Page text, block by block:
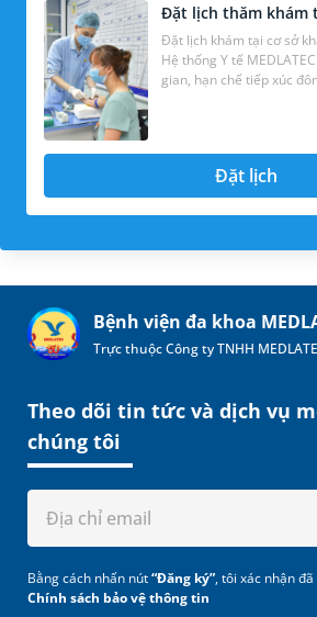
Đặt lịch thăm khám
Đặt lịch khám tại cơ sở
Hệ thống Y tế
gian, hạn chế
Đặt lịch
Bệnh viện đa khoa
Trực thuộc Công ty TNHH
Theo dõi tin tức và dịch vụ
chúng tôi
Bằng cách nhấn nút“Đăng ký”, tôi xác nhận
Chính sách bảo vệ thông tin